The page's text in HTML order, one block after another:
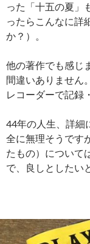
った「十五の夏」
ったらこんなに詳
か？）。
他の著作でも感じ
間違いありません
レコーダーで記録
44年の人生、詳細
全に無理そうです
たもの）について
で、良しとしたい